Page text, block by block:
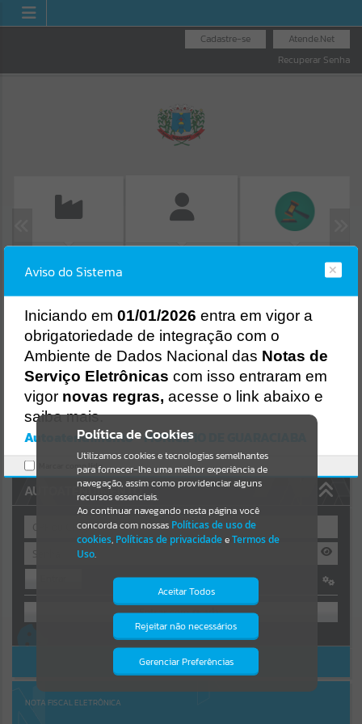
Atende.Net
Cadastre-se
Recuperar Senha
ISS/ALVARÁ
Resultados para""
Portais
Por favor, aguarde...
NOTÍCIAS
Por favor, aguarde...
Por favor, aguarde...
AUTOATENDIMENTO
OU
Cadastre-se|Recuperar Senha
ACESSAR SEM LOGIN
NOTA FISCAL ELETRÔNICA
Política de Cookies
Utilizamos cookies e tecnologias semelhantes
para fornecer-lhe uma melhor experiência de
navegação, assim como providenciar alguns
recursos essenciais.
Ao continuar navegando nesta página você
concorda com nossas Políticas de uso de
cookies, Políticas de privacidadeeTermos de
Uso.
Aceitar Todos
Rejeitar não necessários
Gerenciar Preferências
Isto significa que diversos recursos
providenciados poderão não estar
Aviso do Sistema
Iniciando em 01/01/2026 entra em vigor a
obrigatoriedade de integração com o
Ambiente de Dados Nacional das Notas de
Serviço Eletrônicas com isso entraram em
vigor novas regras, acesse o link abaixo e
saiba mais.
Autoatendimento - MUNICIPIO DE GUARACIABA
Marcar como lido.
Erro
SISTEMA
Gerenciamento do Sistema
CÓDIGO DA MENSAGEM:EST-000040
Ocorreu um erro de script:
Uncaught SyntaxError: Unexpected token '('
https://guaraciaba.atende.net/https:/guaraciaba.atende.net/cidadao/
pagina/associacao-grupo-folclorico-italiano-madonna-
3/static/bundle/wpo_index_2_base_l2_portal_editores_sync_d9fb7
7cfd5741fafc9972edc7a641fea.js?v=83d4f602:47
Verificar Mais Detalhes
OK